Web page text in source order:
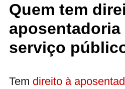
Quem tem
serviço
Tem direito à